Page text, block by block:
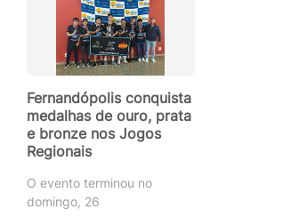
Fernandópolis conquista
medalhas de ouro, prata
e bronze nos Jogos
Regionais
O evento terminou no
domingo, 26